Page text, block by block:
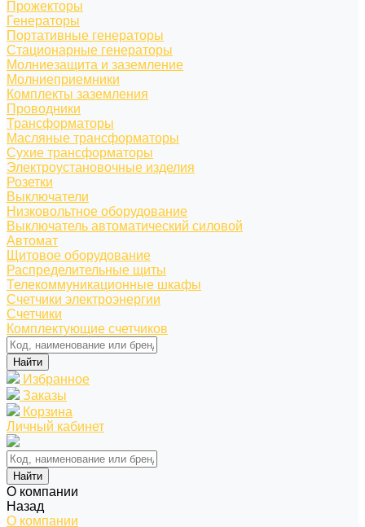
Прожекторы
Генераторы
Портативные генераторы
Стационарные генераторы
Молниезащита и заземление
Молниеприемники
Комплекты заземления
Проводники
Трансформаторы
Масляные трансформаторы
Сухие трансформаторы
Электроустановочные изделия
Розетки
Выключатели
Низковольтное оборудование
Выключатель автоматический силовой
Автомат
Щитовое оборудование
Распределительные щиты
Телекоммуникационные шкафы
Счетчики электроэнергии
Счетчики
Комплектующие счетчиков
Найти
Избранное
Заказы
Корзина
Личный кабинет
Найти
О компании
Назад
О компании